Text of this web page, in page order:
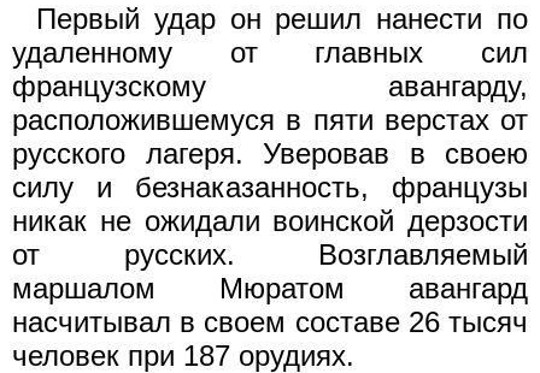
Первый удар он решил нанести по
удаленному от главных сил
французскому авангарду,
расположившемуся в пяти верстах от
русского лагеря. Уверовав в своею
силу и безнаказанность, французы
никак не ожидали воинской дерзости
от русских. Возглавляемый
маршалом Мюратом авангард
насчитывал в своем составе 26 тысяч
человек при 187 орудиях.